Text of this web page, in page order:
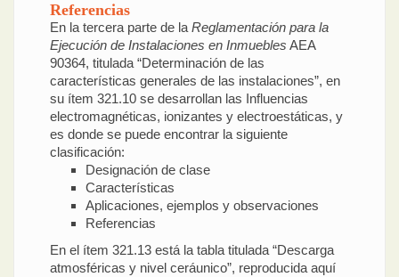
Referencias
En la tercera parte de la Reglamentación para la
Ejecución de Instalaciones en Inmuebles AEA
90364, titulada “Determinación de las
características generales de las instalaciones”, en
su ítem 321.10 se desarrollan las Influencias
electromagnéticas, ionizantes y electroestáticas, y
es donde se puede encontrar la siguiente
clasificación:
Designación de clase
Características
Aplicaciones, ejemplos y observaciones
Referencias
En el ítem 321.13 está la tabla titulada “Descarga
atmosféricas y nivel ceráunico”, reproducida aquí